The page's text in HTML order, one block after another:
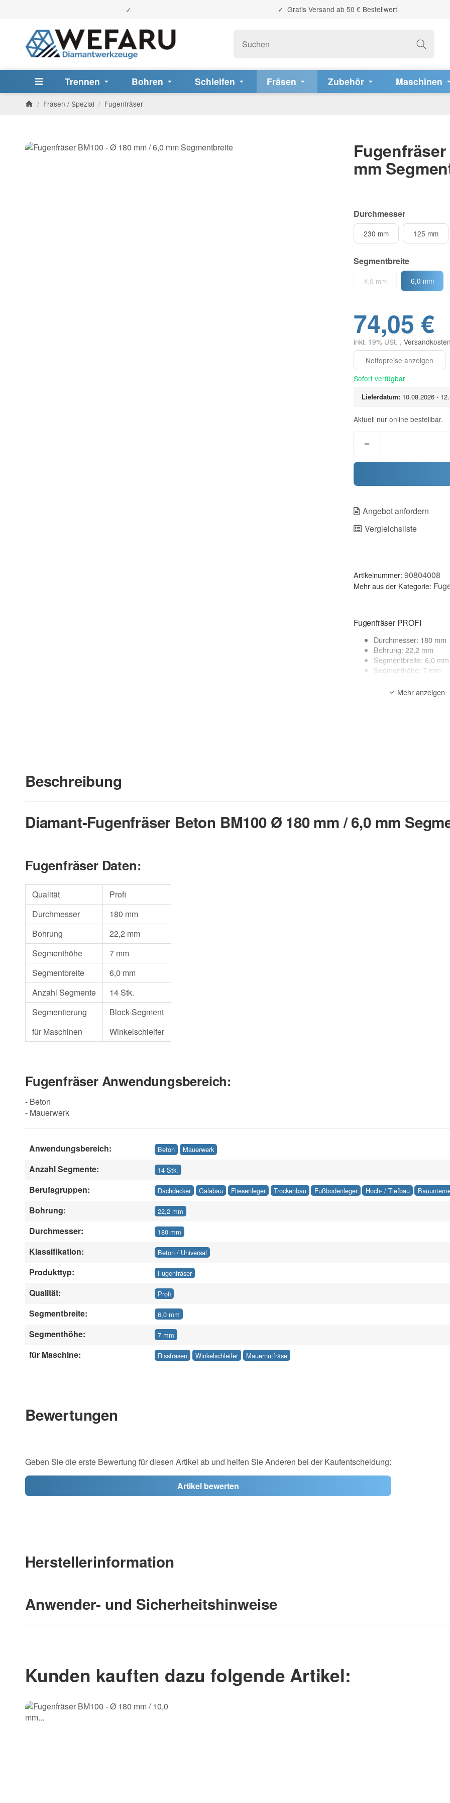
Gratis Versand ab 50 € Bestellwert
Trennen Bohren Schleifen Fräsen Zubehör Maschinen
/ Fräsen / Spezial / Fugenfräser
mm
Durchmesser
230 mm 125 mm
Segmentbreite
4,0 mm 6,0 mm
74,05 €
inkl. 19% USt. ,
Sofort verfügbar
Lieferdatum: 10.08.2026 -
Aktuell nur online bestellbar.
Angebot anfordern
Vergleichsliste
Artikelnummer: 90804008
Mehr aus der Kategorie:
Fugenfräser PROFI
Durchmesser: 180 mm
Bohrung: 22,2 mm
Segmentbreite: 6,0 mm
Segmenthöhe: 7 mm
Anwendungsbereich:Mehr anzeigen
Beschreibung
Diamant-Fugenfräser Beton BM100 Ø 180 mm / 6,0 mm
Fugenfräser Daten:
Qualität
Profi
Durchmesser
180 mm
Bohrung
22,2 mm
Segmenthöhe
7 mm
Segmentbreite
6,0 mm
Anzahl Segmente
14 Stk.
Segmentierung
Block-Segment
für Maschinen
Winkelschleifer
Fugenfräser Anwendungsbereich:
- Beton
- Mauerwerk
Anwendungsbereich: Beton Mauerwerk
Anzahl Segmente: 14 Stk.
Berufsgruppen: Dachdecker Galabau Fliesenleger Trockenbau Fußbodenleger Hoch- / Tiefbau
Bohrung: 22,2 mm
Durchmesser: 180 mm
Klassifikation: Beton / Universal
Produkttyp: Fugenfräser
Qualität: Profi
Segmentbreite: 6,0 mm
Segmenthöhe: 7 mm
für Maschine: Rissfräsen Winkelschleifer Mauernutfräse
Bewertungen
Geben Sie die erste Bewertung für diesen Artikel ab und helfen Sie Anderen bei der Kaufentscheidung:
Artikel bewerten
Herstellerinformation
Anwender- und Sicherheitshinweise
Kunden kauften dazu folgende Artikel: